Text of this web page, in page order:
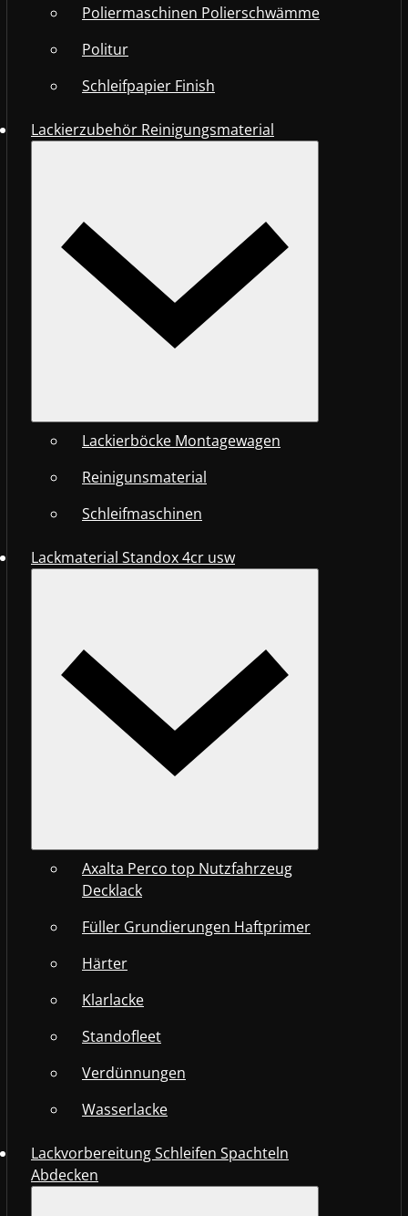
Poliermaschinen Polierschwämme
Politur
Schleifpapier Finish
Lackierzubehör Reinigungsmaterial
Lackierböcke Montagewagen
Reinigunsmaterial
Schleifmaschinen
Lackmaterial Standox 4cr usw
Axalta Perco top Nutzfahrzeug
Decklack
Füller Grundierungen Haftprimer
Härter
Klarlacke
Standofleet
Verdünnungen
Wasserlacke
Lackvorbereitung Schleifen Spachteln
Abdecken